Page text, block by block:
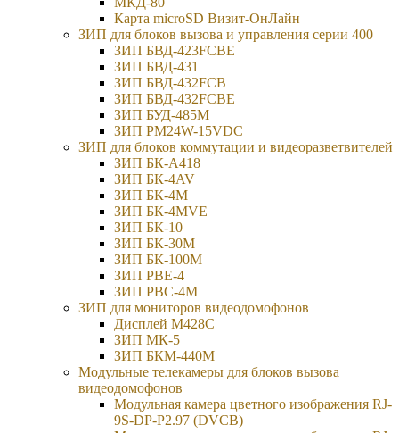
Карта microSD Визит-ОнЛайн
ЗИП для блоков вызова и управления серии 400
ЗИП БВД-423FCBE
ЗИП БВД-431
ЗИП БВД-432FCB
ЗИП БВД-432FCBE
ЗИП БУД-485М
ЗИП РМ24W-15VDC
ЗИП для блоков коммутации и видеоразветвителей
ЗИП БК-А418
ЗИП БК-4AV
ЗИП БК-4М
ЗИП БК-4MVE
ЗИП БК-10
ЗИП БК-30М
ЗИП БК-100М
ЗИП РВЕ-4
ЗИП РВС-4M
ЗИП для мониторов видеодомофонов
Дисплей M428C
ЗИП МК-5
ЗИП БКМ-440M
Модульные телекамеры для блоков вызова
видеодомофонов
Модульная камера цветного изображения RJ-
9S-DP-P2.97 (DVCB)